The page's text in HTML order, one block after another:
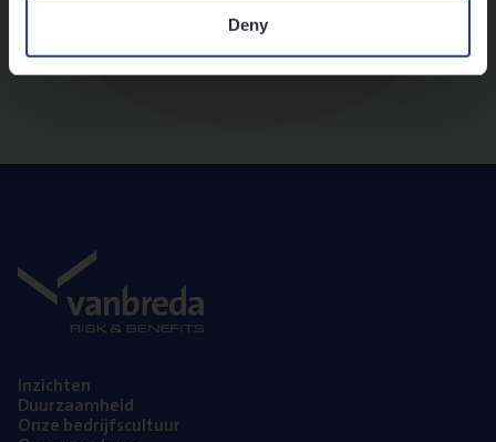
Deny
Inzich­ten
Duur­zaam­heid
Onze bedrijfs­cul­tuur